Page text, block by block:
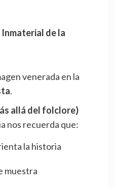
de la
venerada en la
.
allá del folclore)
nos recuerda que:
la historia
muestra